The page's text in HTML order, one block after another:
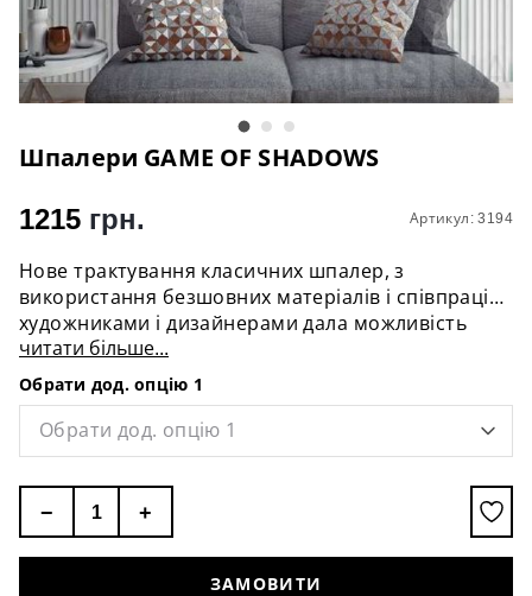
Шпалери GAME OF SHADOWS
Артикул: 3194
1215 грн.
Нове трактування класичних шпалер, з
використання безшовних матеріалів і співпраці з
художниками і дизайнерами дала можливість
виконувати самі найнесподіваніші ідеї.
Варіанти матеріалу шпалер:
- Флізелін - максимальна висота 315см.
- Текстиль - максимальна висота 275см.
- Вологостійкий матеріал - ширина рулону 0,96
см,
Ціна вказана за 1 м2.
читати більше...
Обрати дод. опцію 1
Обрати дод. опцію 1
− +
ЗАМОВИТИ